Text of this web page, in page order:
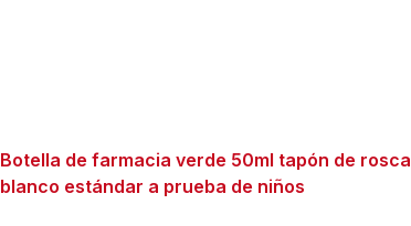
Botella de farmacia verde 50ml tapón de rosca
blanco estándar a prueba de niños